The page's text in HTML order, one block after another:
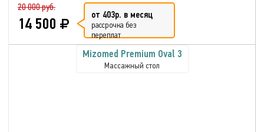
20 000 руб.
14 500 от 403р. в месяц
рассрочка без
переплат
Mizomed Premium Oval 3
Массажный стол